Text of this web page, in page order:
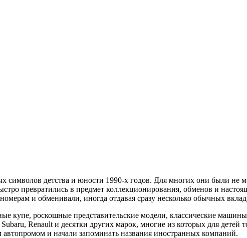
символов детства и юности 1990-х годов. Для многих они были не
превратились в предмет коллекционирования, обменов и
и обменивали, иногда отдавая сразу несколько обычных
купе, роскошные представительские модели, классические
Renault и десятки других марок, многие из которых для детей
и начали запоминать названия иностранных компаний.